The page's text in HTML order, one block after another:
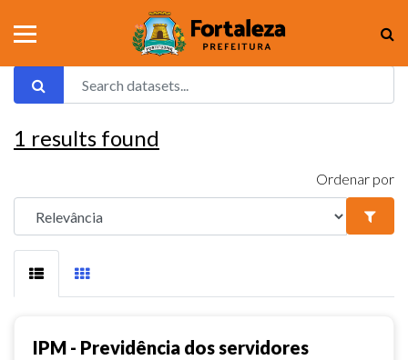
1 results found
Ordenar por
IPM - Previdência dos servidores